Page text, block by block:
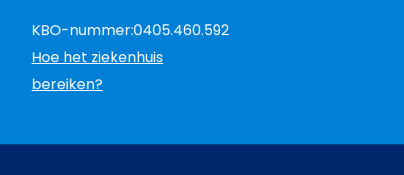
KBO-nummer:0405.460.592
Hoe het ziekenhuis
bereiken?